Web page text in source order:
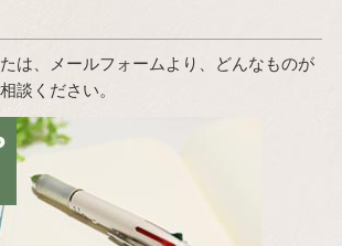
は、メールフォームより、どんなものが
談ください。